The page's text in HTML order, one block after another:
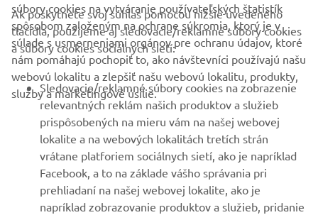
FIREMNÉ STRÁNKY
B2B
VIAC YAMAHA
PODPORA
BULLETIN
súbory cookies na vytváranie používateľských štatistík
spôsobom založeným na ochrane súkromia, ktorý je v
súlade s usmerneniami orgánov pre ochranu údajov, ktoré
nám pomáhajú pochopiť to, ako návštevníci používajú našu
webovú lokalitu a zlepšiť našu webovú lokalitu, produkty,
služby a marketingové úsilie.
Ak poskytnete svoj súhlas pomocou nižšie uvedeného
tlačidla, použijeme aj sledovacie/reklamné súbory cookies
a súbory cookies sociálnych sietí:
Sledovacie/reklamné súbory cookies na zobrazenie
relevantných reklám našich produktov a služieb
prispôsobených na mieru vám na našej webovej
lokalite a na webových lokalitách tretích strán
vrátane platforiem sociálnych sietí, ako je napríklad
Facebook, a to na základe vášho správania pri
prehliadaní na našej webovej lokalite, ako je
napríklad zobrazovanie produktov a služieb, pridanie